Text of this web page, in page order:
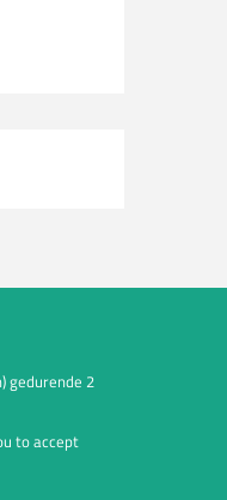
gedurende 2
to accept